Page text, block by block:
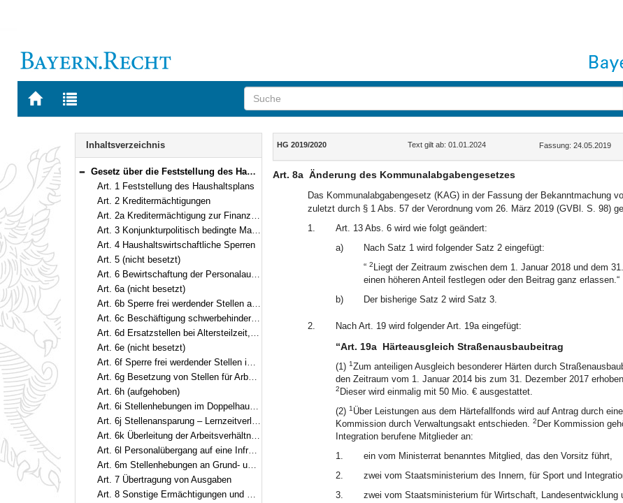
Zur
BAYERN.RECHT
Zur
letzten
Navigation
Inhaltsverzeichnis
Bereich reduzieren
Gesetz über die Feststellung des Haushaltsplans des Freistaates Bayern für die Haushaltsjahre 2019 und 2020 (Haushaltsgesetz 2019/2020 – HG 2019/2020) Vom 24. Mai 2019 (GVBl. S. 266) BayRS 630-2-22-F (Art. 1–18)
Art. 1 Feststellung des Haushaltsplans
Art. 2 Kreditermächtigungen
Art. 2a Kreditermächtigung zur Finanzierung von Kapitel 13 19 – Sonderfonds Corona-Pandemie
Art. 3 Konjunkturpolitisch bedingte Maßnahmen
Art. 4 Haushaltswirtschaftliche Sperren
Art. 5 (nicht besetzt)
Art. 6 Bewirtschaftung der Personalausgaben, Stellenbesetzung
Art. 6a (nicht besetzt)
Art. 6b Sperre frei werdender Stellen ab 2019
Art. 6c Beschäftigung schwerbehinderter Menschen
Art. 6d Ersatzstellen bei Altersteilzeit, begrenzter Dienstfähigkeit und bei Arbeitszeitmodellen
Art. 6e (nicht besetzt)
Art. 6f Sperre frei werdender Stellen im Rahmen der Verlängerung der Arbeitszeit der Arbeitnehmer
Art. 6g Besetzung von Stellen für Arbeitnehmer
Art. 6h (aufgehoben)
Art. 6i Stellenhebungen im Doppelhaushalt 2019/2020
Art. 6j Stellenansparung – Lernzeitverlängerung am Gymnasium
Art. 6k Überleitung der Arbeitsverhältnisse am Regensburger Centrum für Interventionelle Immunologie
Art. 6l Personalübergang auf eine Infrastrukturgesellschaft für Autobahnen und andere Bundesstraßen
Art. 6m Stellenhebungen an Grund- und Mittelschulen
Art. 7 Übertragung von Ausgaben
Art. 8 Sonstige Ermächtigungen und Regelungen
Inhalt
HG 2019/2020 Text gilt ab: 01.01.2024 Fassung: 24.05.2019
Art. 8a Änderung des Kommunalabgabengesetzes
Das Kommunalabgabengesetz (KAG) in der Fassung der Bekanntmachung
zuletzt durch § 1 Abs. 57 der Verordnung vom 26. März 2019 (GVBl. S. 98)
1.
Art. 13 Abs. 6 wird wie folgt geändert:
a)
Nach Satz 1 wird folgender Satz 2 eingefügt:
“ 2 Liegt der Zeitraum zwischen dem 1. Januar 2018 und dem
einen höheren Anteil festlegen oder den Beitrag ganz erlassen.“
b)
Der bisherige Satz 2 wird Satz 3.
2. Nach Art. 19 wird folgender Art. 19a eingefügt:
“Art. 19a Härteausgleich Straßenausbaubeitrag
(1) 1Zum anteiligen Ausgleich besonderer Härten durch
den Zeitraum vom 1. Januar 2014 bis zum 31. Dezember 2017
2 Dieser wird einmalig mit 50 Mio. € ausgestattet.
(2) 1Über Leistungen aus dem Härtefallfonds wird auf Antrag durch
Kommission durch Verwaltungsakt entschieden. 2 Der Kommission
Integration berufene Mitglieder an:
1.
ein vom Ministerrat benanntes Mitglied, das den Vorsitz führt,
2.
zwei vom Staatsministerium des Innern, für Sport und
3.
zwei vom Staatsministerium für Wirtschaft, Landesentwicklung